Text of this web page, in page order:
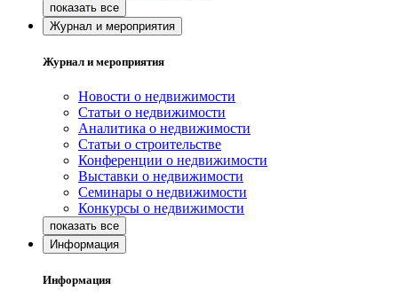
Журнал и мероприятия
Журнал и мероприятия
Новости о недвижимости
Статьи о недвижимости
Аналитика о недвижимости
Статьи о строительстве
Конференции о недвижимости
Выставки о недвижимости
Семинары о недвижимости
Конкурсы о недвижимости
Информация
Информация